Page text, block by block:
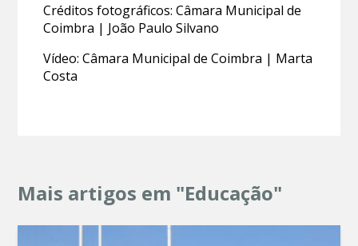
Créditos fotográficos: Câmara Municipal de
Coimbra | João Paulo Silvano
Vídeo: Câmara Municipal de Coimbra | Marta
Costa
Mais artigos em "Educação"